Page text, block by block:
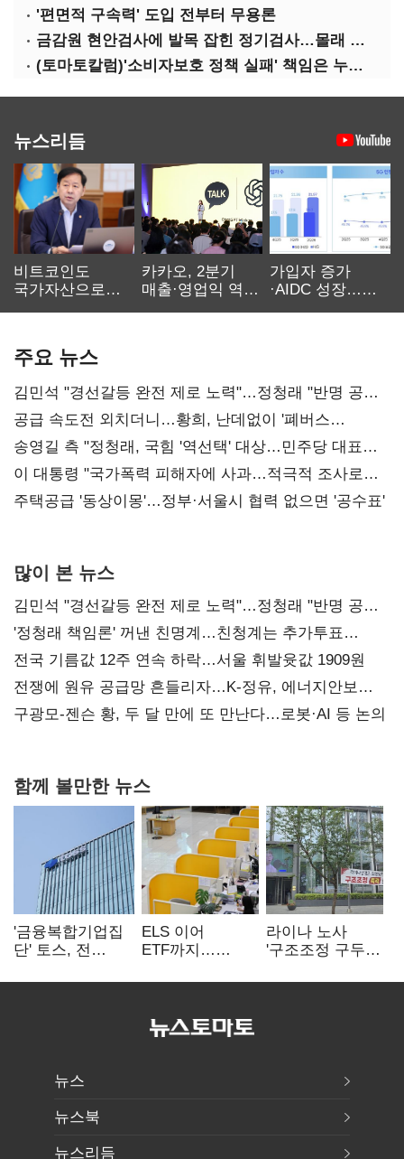
'편면적 구속력' 도입 전부터 무용론
금감원 현안검사에 발목 잡힌 정기검사…몰래 웃는 금융권
(토마토칼럼)'소비자보호 정책 실패' 책임은 누가 지나
뉴스리듬
비트코인도
국가자산으로…'
카카오, 2분기
매출·영업익 역대
가입자 증가
·AIDC 성장…
주요 뉴스
김민석 "경선갈등 완전 제로 노력"…정청래 "반명 공세
사과부터"
공급 속도전 외치더니…황희, 난데없이 '폐버스
리모델링' 제안
송영길 측 "정청래, 국힘 '역선택' 대상…민주당 대표로
총선 지휘 못해"
이 대통령 "국가폭력 피해자에 사과…적극적 조사로
진실 밝혀야"
주택공급 '동상이몽'…정부·서울시 협력 없으면 '공수표'
많이 본 뉴스
김민석 "경선갈등 완전 제로 노력"…정청래 "반명 공세
사과부터"
'정청래 책임론' 꺼낸 친명계…친청계는 추가투표
때리기
전국 기름값 12주 연속 하락…서울 휘발윳값 1909원
전쟁에 원유 공급망 흔들리자…K-정유, 에너지안보
핵심으로 재부상
구광모-젠슨 황, 두 달 만에 또 만난다…로봇·AI 등 논의
함께 볼만한 뉴스
'금융복합기업집
단' 토스, 전
표준화
ELS 이어
ETF까지…
제동 걸린 은행
라이나 노사
'구조조정 구두
뉴스
뉴스북
뉴스리듬